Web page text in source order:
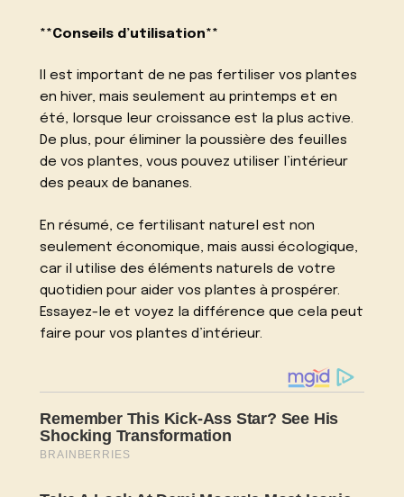
**Conseils d’utilisation**
Il est important de ne pas fertiliser vos plantes
en hiver, mais seulement au printemps et en
été, lorsque leur croissance est la plus active.
De plus, pour éliminer la poussière des feuilles
de vos plantes, vous pouvez utiliser l’intérieur
des peaux de bananes.
En résumé, ce fertilisant naturel est non
seulement économique, mais aussi écologique,
car il utilise des éléments naturels de votre
quotidien pour aider vos plantes à prospérer.
Essayez-le et voyez la différence que cela peut
faire pour vos plantes d’intérieur.